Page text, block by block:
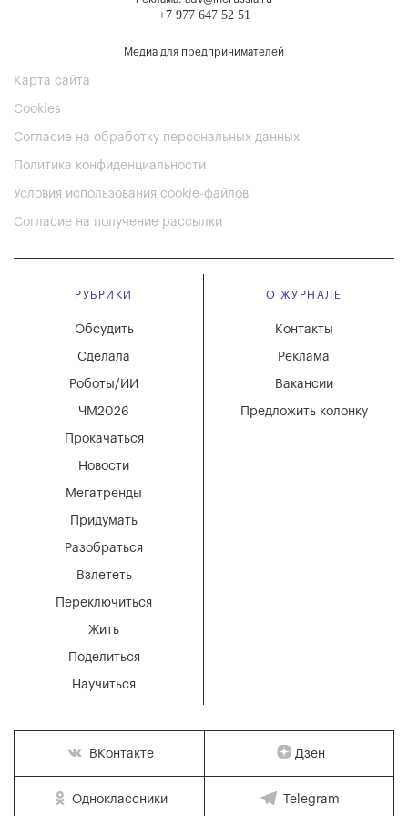
+7 977 647 52 51
Медиа для предпринимателей
Карта сайта
Cookies
Согласие на обработку персональных данных
Политика конфиденциальности
Условия использования cookie-файлов
Согласие на получение рассылки
РУБРИКИ
Мегатренды
Придумать
Разобраться
Взлететь
Новости
Переключиться
Жить
Поделиться
Научиться
Обсудить
Сделала
Роботы/ИИ
ЧМ2026
Прокачаться
О ЖУРНАЛЕ
Вакансии
Реклама
Контакты
Предложить колонку
ВКонтакте Дзен
Одноклассники Telegram